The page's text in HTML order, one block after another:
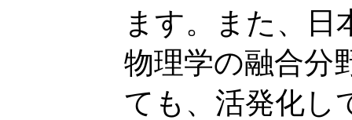
ます。また、日
物理学の融合分
ても、活発化し